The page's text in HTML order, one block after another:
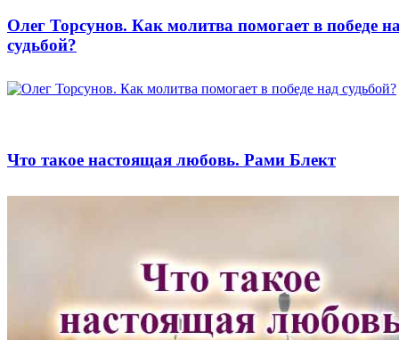
Олег Торсунов. Как молитва помогает в победе
судьбой?
Что такое настоящая любовь. Рами Блект